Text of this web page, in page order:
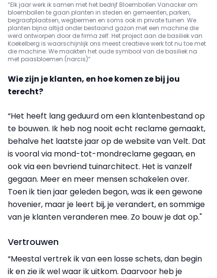
“Elk jaar werk ik samen met het bedrijf Bloembollen Vanacker om
bloembollen te gaan planten in steden en gemeenten, parken,
begraafplaatsen, wegbermen en soms ook in private tuinen. We
planten bijna altijd onder bestaand gazon met een machine die
werd ontworpen door de firma zelf. Het project aan de basiliek van
Koekelberg is waarschijnlijk ons meest creatieve werk tot nu toe met
die machine. We maakten het oude symbool van de basiliek na
met paasbloemen (narcis)”
Wie zijn je klanten, en hoe komen ze bij jou
terecht?
“Het heeft lang geduurd om een klantenbestand op
te bouwen. Ik heb nog nooit echt reclame gemaakt,
behalve het laatste jaar op de website van Velt. Dat
is vooral via mond-tot-mondreclame gegaan, en
ook via een bevriend tuinarchitect. Het is vanzelf
gegaan. Meer en meer mensen schakelen over.
Toen ik tien jaar geleden begon, was ik een gewone
hovenier, maar je leert bij, je verandert, en sommige
van je klanten veranderen mee. Zo bouw je dat op."
Vertrouwen
“Meestal vertrek ik van een losse schets, dan begin
ik en zie ik wel waar ik uitkom. Daarvoor heb je